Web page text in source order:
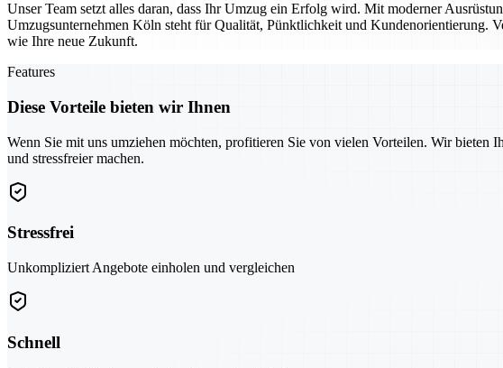
Unser Team setzt alles daran, dass Ihr Umzug ein Erfolg wird. Mit moderner
Umzugsunternehmen Köln steht für Qualität, Pünktlichkeit und Kundenorientierung.
wie Ihre neue Zukunft.
Features
Diese Vorteile bieten wir Ihnen
Wenn Sie mit uns umziehen möchten, profitieren Sie von vielen Vorteilen. Wir bieten
und stressfreier machen.
Stressfrei
Unkompliziert Angebote einholen und vergleichen
Schnell